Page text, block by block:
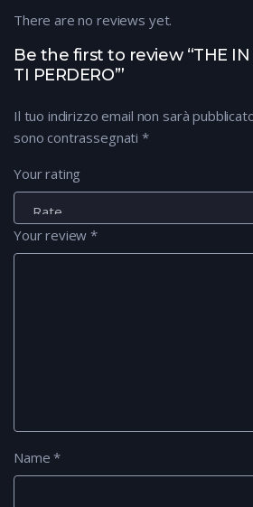
Be the first to review “THE IN
TI PERDERO’”
Il tuo indirizzo email non sarà
sono contrassegnati *
Your rating
Your review*
Name*
There are no reviews yet.